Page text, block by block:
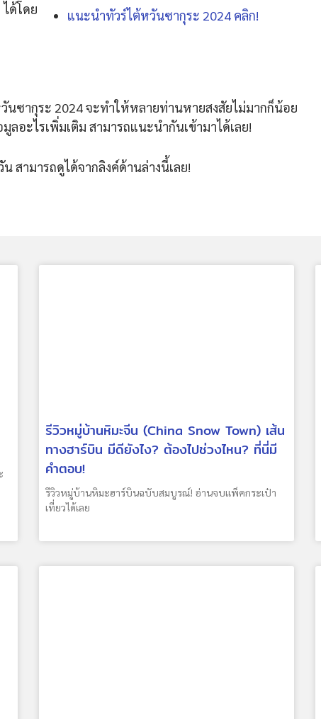
ด้โดย
แนะนำทัวร์ไต้หวันซากุระ 2024 คลิก!
ซากุระ 2024 จะทำให้หลายท่านหายสงสัยไม่มากก็น้อย
อะไรเพิ่มเติม สามารถแนะนำกันเข้ามาได้เลย!
สามารถดูได้จากลิงค์ด้านล่างนี้เลย!
รีวิวหมู่บ้านหิมะจีน (China Snow Town) เส้น
ทางฮาร์บิน มีดียังไง? ต้องไปช่วงไหน? ที่นี่มี
คำตอบ!
รีวิวหมู่บ้านหิมะฮาร์บินฉบับสมบูรณ์! อ่านจบแพ็คกระเป๋า
เที่ยวได้เลย